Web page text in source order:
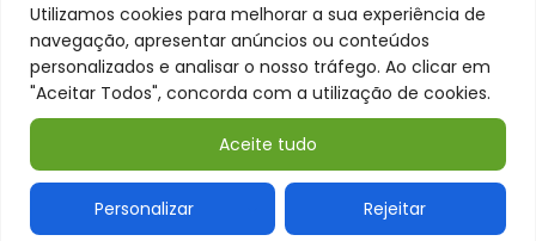
Utilizamos cookies para melhorar a sua experiência de
navegação, apresentar anúncios ou conteúdos
personalizados e analisar o nosso tráfego. Ao clicar em
"Aceitar Todos", concorda com a utilização de cookies.
Personalizar Rejeitar
Aceite tudo
© Póvoa de Lanhoso 2026